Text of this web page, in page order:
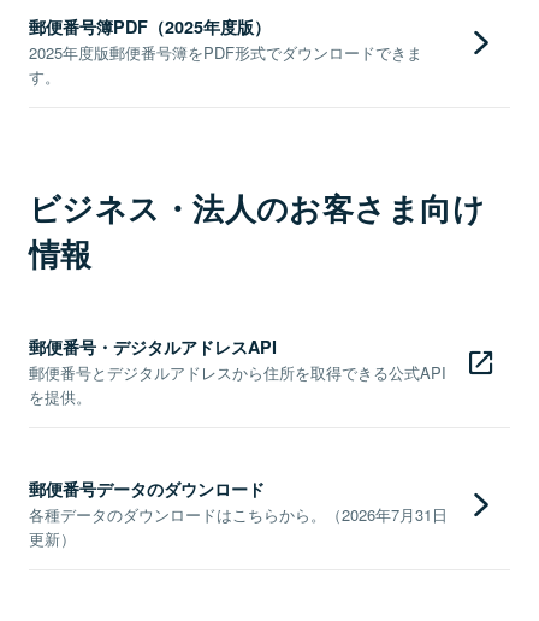
郵便番号簿PDF（2025年度版）
2025年度版郵便番号簿をPDF形式でダウンロードできま
す。
ビジネス・法人のお客さま向け
情報
郵便番号・デジタルアドレスAPI
郵便番号とデジタルアドレスから住所を取得できる公式API
を提供。
郵便番号データのダウンロード
各種データのダウンロードはこちらから。（2026年7月31日
更新）